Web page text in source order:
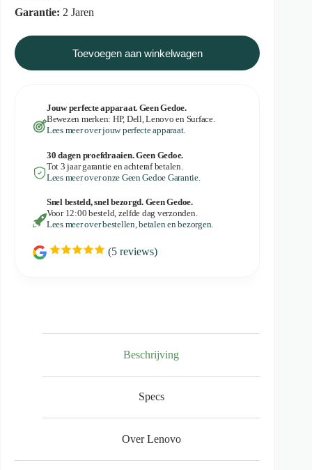
Garantie: 2 Jaren
Toevoegen aan winkelwagen
Jouw perfecte apparaat. Geen Gedoe.
Bewezen merken: HP, Dell, Lenovo en Surface.
Lees meer over jouw perfecte apparaat.
30 dagen proefdraaien. Geen Gedoe.
Tot 3 jaar garantie en achteraf betalen.
Lees meer over onze Geen Gedoe Garantie.
Snel besteld, snel bezorgd. Geen Gedoe.
Voor 12:00 besteld, zelfde dag verzonden.
Lees meer over bestellen, betalen en bezorgen.
R
5
u
5
(5 reviews)
Beschrijving
Specs
Over Lenovo